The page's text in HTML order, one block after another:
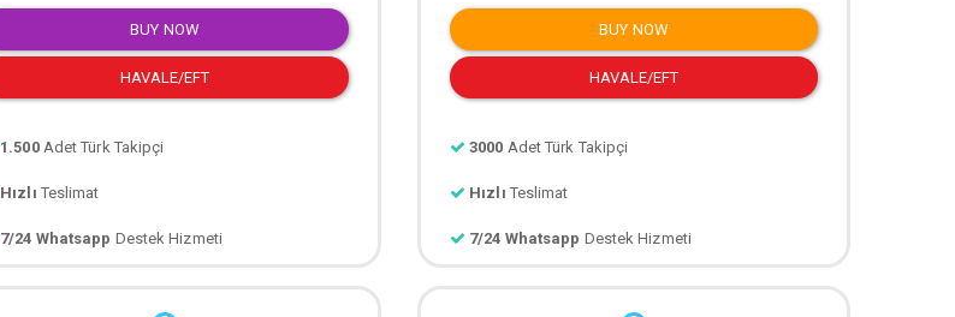
BUY NOW
HAVALE/EFT
1.500 Adet Türk Takipçi
Hızlı Teslimat
7/24 Whatsapp Destek Hizmeti
BUY NOW
HAVALE/EFT
3000 Adet Türk Takipçi
Hızlı Teslimat
7/24 Whatsapp Destek Hizmeti